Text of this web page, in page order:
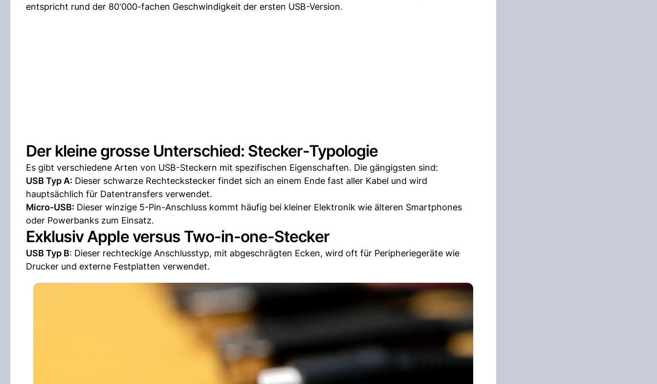
entspricht rund der 80'000-fachen Geschwindigkeit der ersten USB-Version.
Der kleine grosse Unterschied: Stecker-Typologie
Es gibt verschiedene Arten von USB-Steckern mit spezifischen Eigenschaften. Die gängigsten sind:
USB Typ A: Dieser schwarze Rechteckstecker findet sich an einem Ende fast aller Kabel und wird
hauptsächlich für Datentransfers verwendet.
Micro-USB: Dieser winzige 5-Pin-Anschluss kommt häufig bei kleiner Elektronik wie älteren Smartphones
oder Powerbanks zum Einsatz.
Exklusiv Apple versus Two-in-one-Stecker
USB Typ B: Dieser rechteckige Anschlusstyp, mit abgeschrägten Ecken, wird oft für Peripheriegeräte wie
Drucker und externe Festplatten verwendet.